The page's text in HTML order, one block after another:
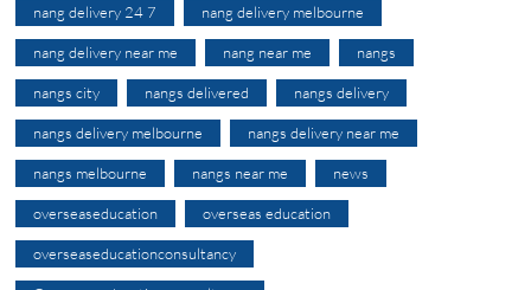
nang delivery 24 7 nang delivery melbourne
nang delivery near me nang near me nangs
nangs city nangs delivered nangs delivery
nangs delivery melbourne nangs delivery near me
nangs melbourne nangs near me news
overseaseducation overseas education
overseaseducationconsultancy